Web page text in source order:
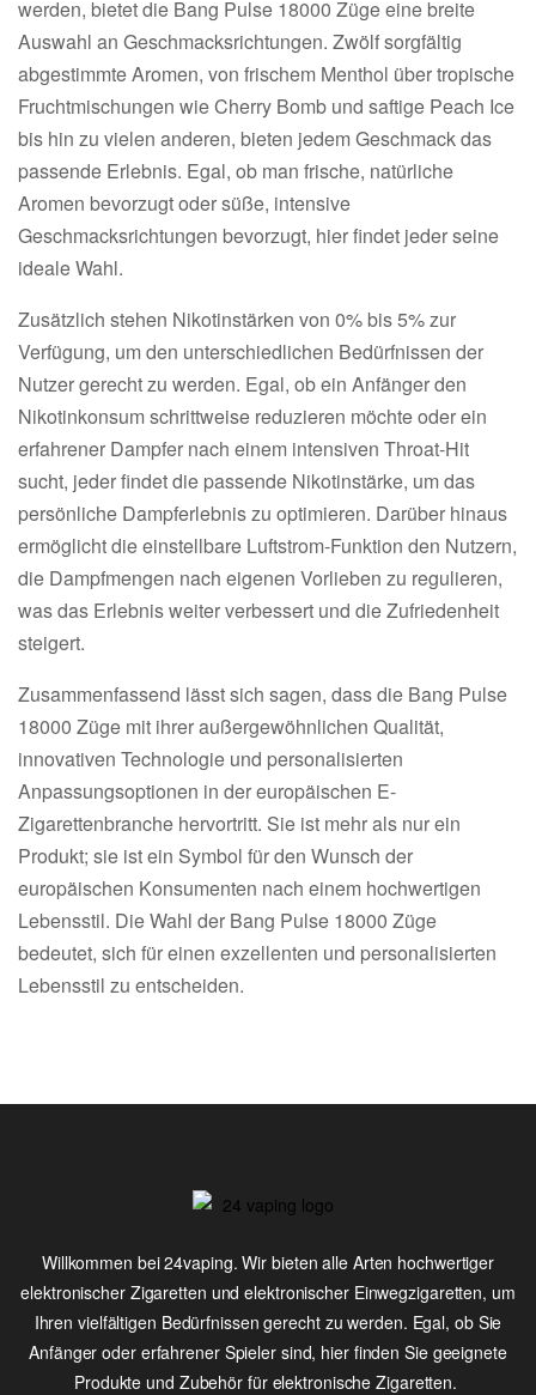
werden, bietet die Bang Pulse 18000 Züge eine breite
Auswahl an Geschmacksrichtungen. Zwölf sorgfältig
abgestimmte Aromen, von frischem Menthol über tropische
Fruchtmischungen wie Cherry Bomb und saftige Peach Ice
bis hin zu vielen anderen, bieten jedem Geschmack das
passende Erlebnis. Egal, ob man frische, natürliche
Aromen bevorzugt oder süße, intensive
Geschmacksrichtungen bevorzugt, hier findet jeder seine
ideale Wahl.
Zusätzlich stehen Nikotinstärken von 0% bis 5% zur
Verfügung, um den unterschiedlichen Bedürfnissen der
Nutzer gerecht zu werden. Egal, ob ein Anfänger den
Nikotinkonsum schrittweise reduzieren möchte oder ein
erfahrener Dampfer nach einem intensiven Throat-Hit
sucht, jeder findet die passende Nikotinstärke, um das
persönliche Dampferlebnis zu optimieren. Darüber hinaus
ermöglicht die einstellbare Luftstrom-Funktion den Nutzern,
die Dampfmengen nach eigenen Vorlieben zu regulieren,
was das Erlebnis weiter verbessert und die Zufriedenheit
steigert.
Zusammenfassend lässt sich sagen, dass die Bang Pulse
18000 Züge mit ihrer außergewöhnlichen Qualität,
innovativen Technologie und personalisierten
Anpassungsoptionen in der europäischen E-
Zigarettenbranche hervortritt. Sie ist mehr als nur ein
Produkt; sie ist ein Symbol für den Wunsch der
europäischen Konsumenten nach einem hochwertigen
Lebensstil. Die Wahl der Bang Pulse 18000 Züge
bedeutet, sich für einen exzellenten und personalisierten
Lebensstil zu entscheiden.
Willkommen bei 24vaping. Wir bieten alle Arten hochwertiger
elektronischer Zigaretten und elektronischer Einwegzigaretten, um
Ihren vielfältigen Bedürfnissen gerecht zu werden. Egal, ob Sie
Anfänger oder erfahrener Spieler sind, hier finden Sie geeignete
Produkte und Zubehör für elektronische Zigaretten.